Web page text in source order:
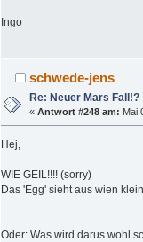
Ingo
schwede-jens
Re: Neuer Mars Fall!?
«Antwort #248 am: Mai
Hej,
WIE GEIL!!!! (sorry)
Das 'Egg' sieht aus wien
Oder: Was wird darus wohl